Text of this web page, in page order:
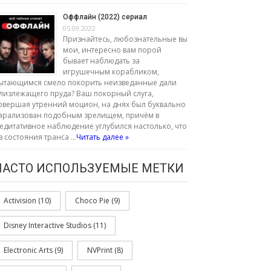
Оффлайн (2022) сериал
05.09.2022
Признайтесь, любознательные вы
мои, интересно вам порой
бывает наблюдать за
игрушечным корабликом,
смело покорить неизведанные дали
пруда? Ваш покорный слуга,
утренний моцион, на днях был буквально
подобным зрелищем, причём в
наблюдение углубился настолько, что
состояния транса …Читать далее »
ИСПОЛЬЗУЕМЫЕ МЕТКИ
Activision (10) Choco Pie (9)
Disney Interactive Studios (11)
Electronic Arts (9) NVPrint (8)